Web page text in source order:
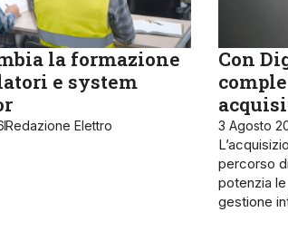
la formazione
e system
Redazione Elettro
Con
3 Agosto
percorso
potenzia
gestione